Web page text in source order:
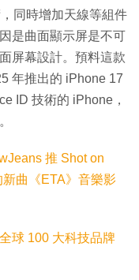
同時增加天線等組件
是曲面顯示屏是不可
屏幕設計。預料這款
年推出的 iPhone 17
ID 技術的 iPhone，
推 Shot on
曲《ETA》音樂影
球 100 大科技品牌